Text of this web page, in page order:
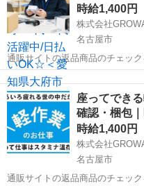
時給1,400円
株式会社
名古屋市
通販サイトの返品商品のチェックを行うお
汚れの確認 ・シールはがしなど
備 ・梱包作業 最初はスマホケースや小物など、 軽い商品からスター
トします...
愛知 名古屋市
座ってでき
確認・梱包
時給1,400円
株式会社
名古屋市
通販サイトの返品商品のチェックを行うお